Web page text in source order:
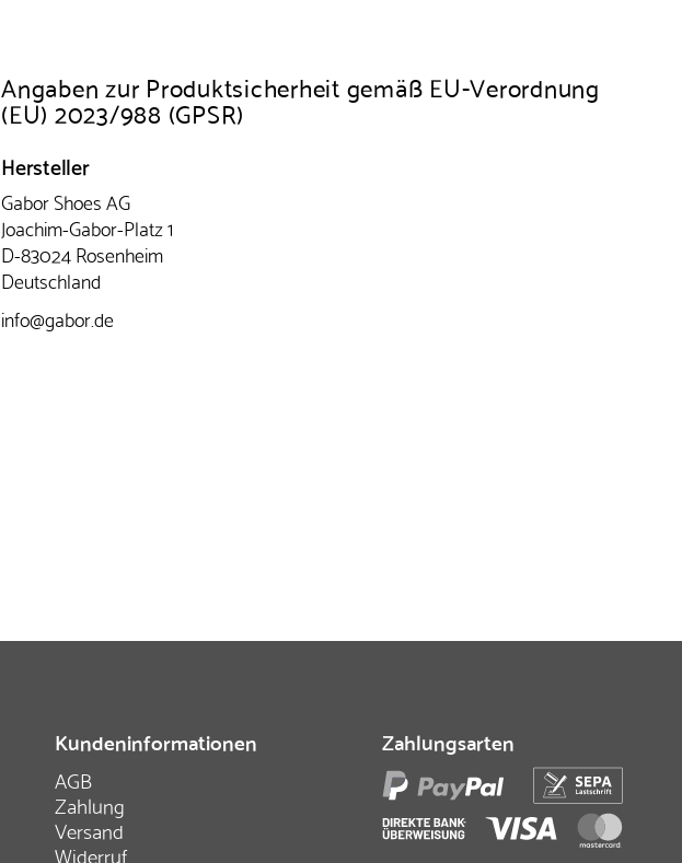
Angaben zur Produktsicherheit gemäß EU-Verordnung
(EU) 2023/988 (GPSR)
Hersteller
Gabor Shoes AG
Joachim-Gabor-Platz 1
D-83024 Rosenheim
Deutschland
info@gabor.de
Kundeninformationen
AGB
Zahlung
Versand
Widerruf
Zahlungsarten